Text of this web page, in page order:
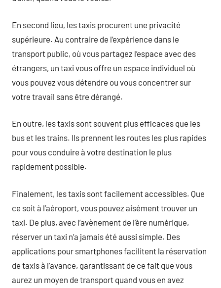
En second lieu, les taxis procurent une privacité
supérieure. Au contraire de l’expérience dans le
transport public, où vous partagez l’espace avec des
étrangers, un taxi vous offre un espace individuel où
vous pouvez vous détendre ou vous concentrer sur
votre travail sans être dérangé.
En outre, les taxis sont souvent plus efficaces que les
bus et les trains. Ils prennent les routes les plus rapides
pour vous conduire à votre destination le plus
rapidement possible.
Finalement, les taxis sont facilement accessibles. Que
ce soit à l’aéroport, vous pouvez aisément trouver un
taxi. De plus, avec l’avènement de l’ère numérique,
réserver un taxi n’a jamais été aussi simple. Des
applications pour smartphones facilitent la réservation
de taxis à l’avance, garantissant de ce fait que vous
aurez un moyen de transport quand vous en avez